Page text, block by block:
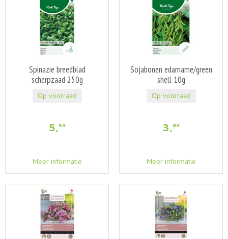
Spinazie breedblad
scherpzaad 250g
5,59
Meer informatie
Op voorraad
Sojabonen edamame/green
shell 10g
3,89
Meer informatie
Op voorraad